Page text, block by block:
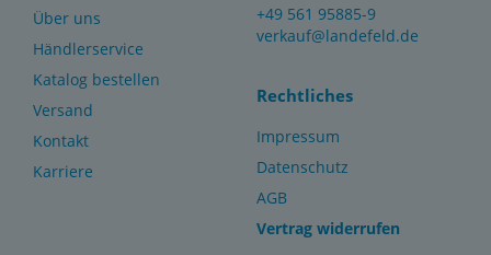
Über uns
Händlerservice
Katalog bestellen
Versand
Kontakt
Karriere
+49 561 95885-9
verkauf@landefeld.de
Rechtliches
Impressum
Datenschutz
AGB
Vertrag widerrufen